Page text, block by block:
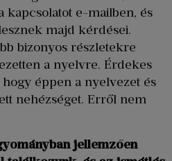
kapcsolatot e-mailben, és
majd kérdései.
bizonyos részletekre
a nyelvre. Érdekes
éppen a nyelvezet és
nehézséget. Erről nem
jellemzően